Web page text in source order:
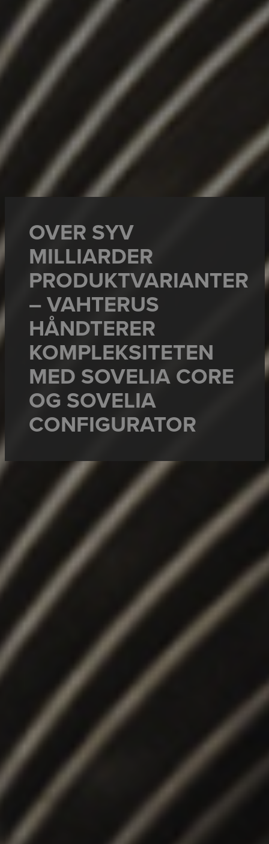
OVER SYV
MILLIARDER
PRODUKTVARIANTER
– VAHTERUS
HÅNDTERER
KOMPLEKSITETEN
MED SOVELIA CORE
OG SOVELIA
CONFIGURATOR